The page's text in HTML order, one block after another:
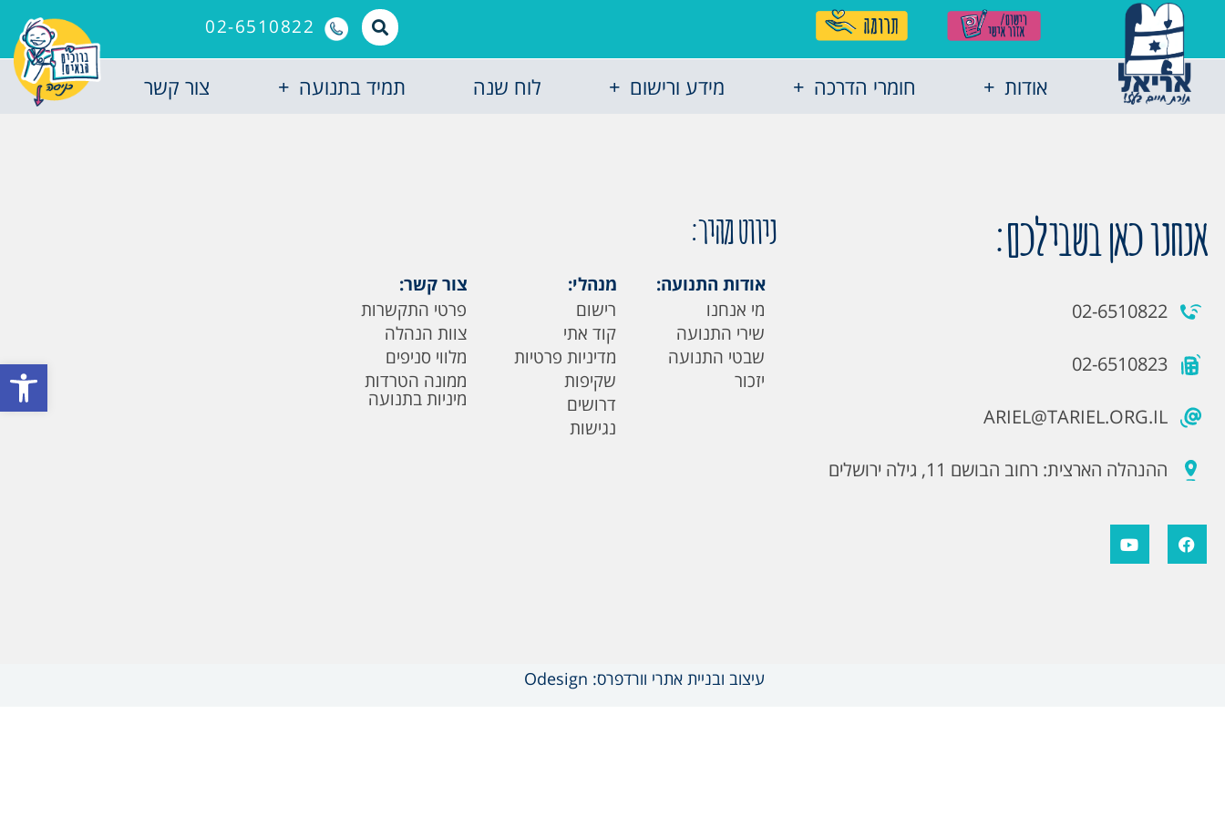
פתח
02-6510822
אודות חומרי הדרכה מידע ורישום לוח שנה תמיד בתנועה צור קשר
אנחנו כאן בשבילכם:
02-6510822
02-6510823
ARIEL@TARIEL.ORG.IL
ההנהלה הארצית: רחוב הבושם 11, גילה ירושלים
ניווט מהיר:
אודות התנועה:
מי אנחנו
שירי התנועה
שבטי התנועה
יזכור
מנהלי:
רישום
קוד אתי
מדיניות פרטיות
שקיפות
דרושים
נגישות
צור קשר:
פרטי התקשרות
צוות הנהלה
מלווי סניפים
ממונה הטרדות
מיניות בתנועה
עיצוב ובניית אתרי וורדפרס: Odesign